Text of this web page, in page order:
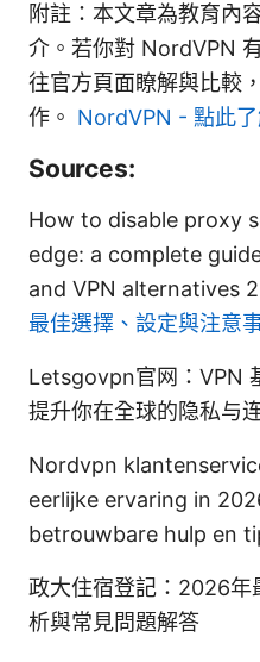
附註：本文章為教育內
介。若你對 NordVPN
往官方頁面瞭解與比較
作。 NordVPN - 點此
Sources:
How to disable proxy
edge: a complete
and VPN alternatives
最佳選擇、設定與注意
Letsgovpn官网：VPN
提升你在全球的隐私与
Nordvpn
eerlijke ervaring in
betrouwbare hulp en
政大住宿登記：2026年
析與常見問題解答